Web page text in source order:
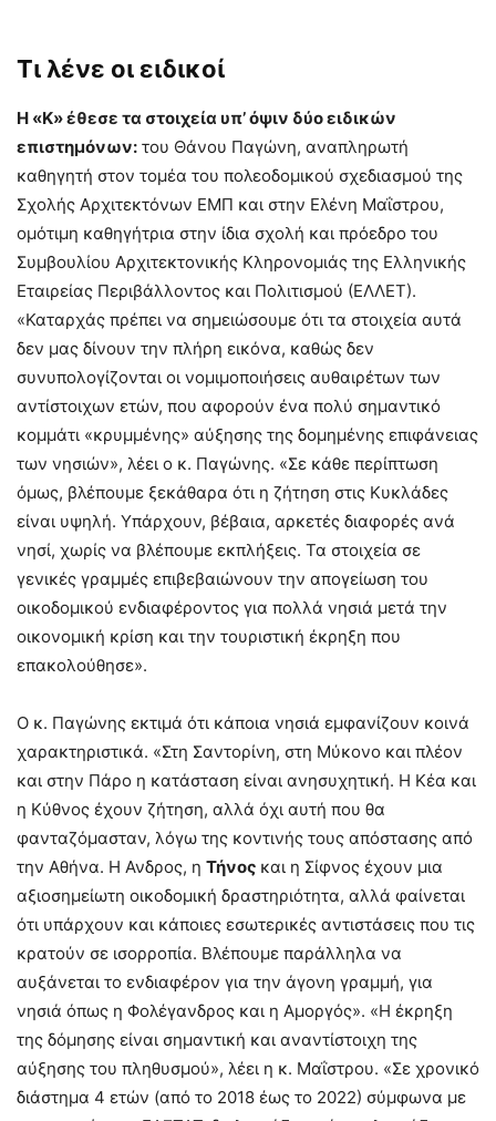
Τι λένε οι ειδικοί
Η «Κ» έθεσε τα στοιχεία υπ’ όψιν δύο ειδικών
επιστημόνων: του Θάνου Παγώνη, αναπληρωτή
καθηγητή στον τομέα του πολεοδομικού σχεδιασμού της
Σχολής Αρχιτεκτόνων ΕΜΠ και στην Ελένη Μαΐστρου,
ομότιμη καθηγήτρια στην ίδια σχολή και πρόεδρο του
Συμβουλίου Αρχιτεκτονικής Κληρονομιάς της Ελληνικής
Εταιρείας Περιβάλλοντος και Πολιτισμού (ΕΛΛΕΤ).
«Καταρχάς πρέπει να σημειώσουμε ότι τα στοιχεία αυτά
δεν μας δίνουν την πλήρη εικόνα, καθώς δεν
συνυπολογίζονται οι νομιμοποιήσεις αυθαιρέτων των
αντίστοιχων ετών, που αφορούν ένα πολύ σημαντικό
κομμάτι «κρυμμένης» αύξησης της δομημένης επιφάνειας
των νησιών», λέει ο κ. Παγώνης. «Σε κάθε περίπτωση
όμως, βλέπουμε ξεκάθαρα ότι η ζήτηση στις Κυκλάδες
είναι υψηλή. Υπάρχουν, βέβαια, αρκετές διαφορές ανά
νησί, χωρίς να βλέπουμε εκπλήξεις. Τα στοιχεία σε
γενικές γραμμές επιβεβαιώνουν την απογείωση του
οικοδομικού ενδιαφέροντος για πολλά νησιά μετά την
οικονομική κρίση και την τουριστική έκρηξη που
επακολούθησε».
Ο κ. Παγώνης εκτιμά ότι κάποια νησιά εμφανίζουν κοινά
χαρακτηριστικά. «Στη Σαντορίνη, στη Μύκονο και πλέον
και στην Πάρο η κατάσταση είναι ανησυχητική. Η Κέα και
η Κύθνος έχουν ζήτηση, αλλά όχι αυτή που θα
φανταζόμασταν, λόγω της κοντινής τους απόστασης από
την Αθήνα. Η Ανδρος, η Τήνος και η Σίφνος έχουν μια
αξιοσημείωτη οικοδομική δραστηριότητα, αλλά φαίνεται
ότι υπάρχουν και κάποιες εσωτερικές αντιστάσεις που τις
κρατούν σε ισορροπία. Βλέπουμε παράλληλα να
αυξάνεται το ενδιαφέρον για την άγονη γραμμή, για
νησιά όπως η Φολέγανδρος και η Αμοργός». «Η έκρηξη
της δόμησης είναι σημαντική και αναντίστοιχη της
αύξησης του πληθυσμού», λέει η κ. Μαΐστρου. «Σε χρονικό
διάστημα 4 ετών (από το 2018 έως το 2022) σύμφωνα με